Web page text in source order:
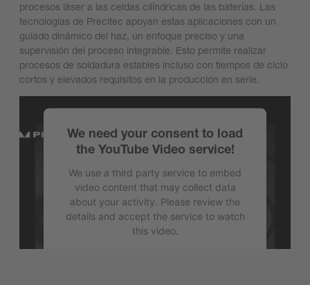
procesos láser a las celdas cilíndricas de las baterías. Las
tecnologías de Precitec apoyan estas aplicaciones con un
guiado dinámico del haz, un enfoque preciso y una
supervisión del proceso integrable. Esto permite realizar
procesos de soldadura estables incluso con tiempos de ciclo
cortos y elevados requisitos en la producción en serie.
We need your consent to load
the YouTube Video service!
We use a third party service to embed
video content that may collect data
about your activity. Please review the
details and accept the service to watch
this video.